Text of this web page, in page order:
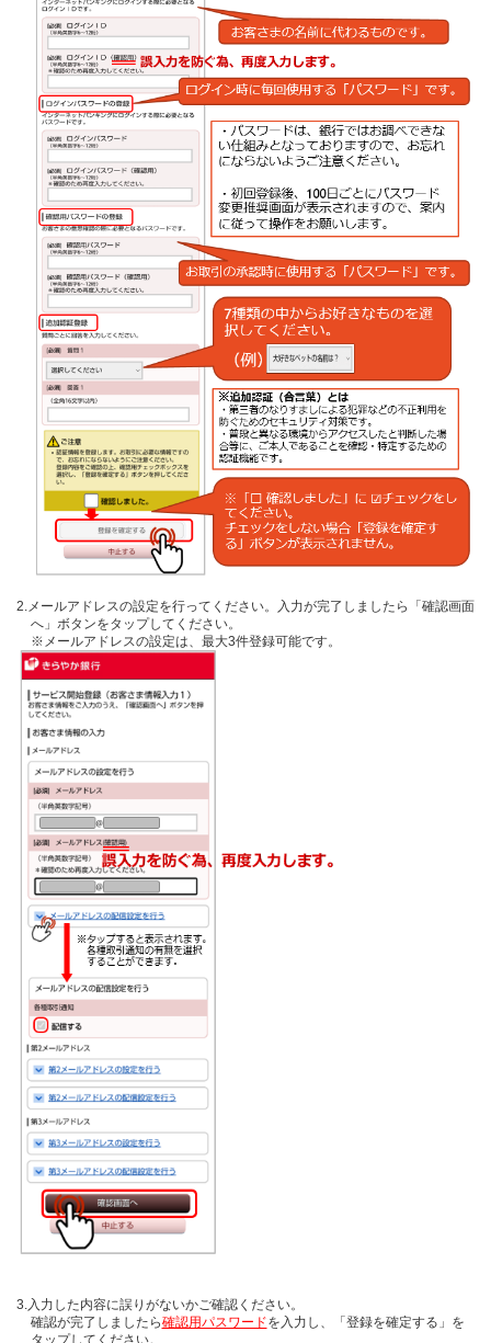
2.メールアドレスの設定を行ってください。入力が完了しましたら「確認画面
へ」ボタンをタップしてください。
※メールアドレスの設定は、最大3件登録可能です。
3.入力した内容に誤りがないかご確認ください。
確認が完了しましたら確認用パスワードを入力し、「登録を確定する」を
タップしてください。